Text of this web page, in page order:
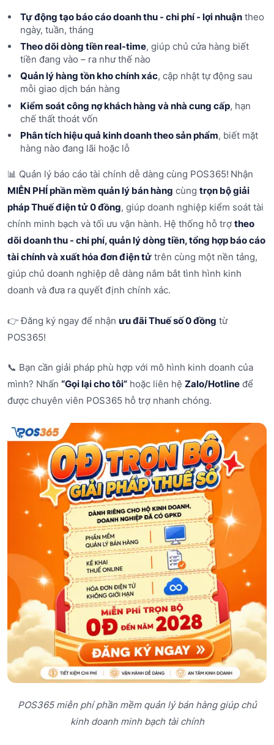
Tự động tạo báo cáo doanh thu - chi phí - lợi nhuậntheo
ngày, tuần, tháng
Theo dõi dòng tiền real-time, giúp chủ cửa hàng biết
tiền đang vào – ra như thế nào
Quản lý hàng tồn kho chính xác, cập nhật tự động sau
mỗi giao dịch bán hàng
Kiểm soát công nợ khách hàng và nhà cung cấp, hạn
chế thất thoát vốn
Phân tích hiệu quả kinh doanh theo sản phẩm, biết mặt
hàng nào đang lãi hoặc lỗ
📊 Quản lý báo cáo tài chính dễ dàng cùng POS365! Nhận
MIỄN PHÍ phần mềm quản lý bán hàng cùng trọn bộ giải
pháp Thuế điện tử 0 đồng, giúp doanh nghiệp kiểm soát tài
chính minh bạch và tối ưu vận hành. Hệ thống hỗ trợ theo
dõi doanh thu - chi phí, quản lý dòng tiền, tổng hợp báo cáo
tài chính và xuất hóa đơn điện tử trên cùng một nền tảng,
giúp chủ doanh nghiệp dễ dàng nắm bắt tình hình kinh
doanh và đưa ra quyết định chính xác.
👉 Đăng ký ngay để nhận ưu đãi Thuế số 0 đồng từ
POS365!
📞 Bạn cần giải pháp phù hợp với mô hình kinh doanh của
mình? Nhấn “Gọi lại cho tôi” hoặc liên hệ Zalo/Hotline để
được chuyên viên POS365 hỗ trợ nhanh chóng.
POS365 miễn phí phần mềm quản lý bán hàng giúp chủ
kinh doanh minh bạch tài chính